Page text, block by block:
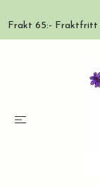
Frakt 65:- Fraktfritt